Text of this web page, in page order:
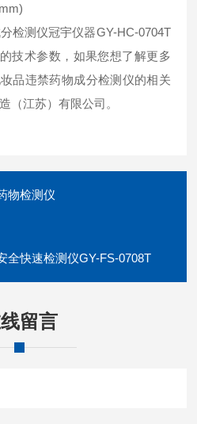
检测仪冠宇仪器GY-HC-0704T
的技术参数，如果您想了解更多
品违禁药物成分检测仪的相关
（江苏）有限公司。
物检测仪
全快速检测仪GY-FS-0708T
留言